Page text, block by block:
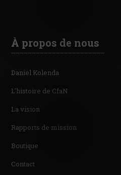
À propos de nous
Daniel Kolenda
L'histoire de CfaN
La vision
Rapports de mission
Boutique
Contact